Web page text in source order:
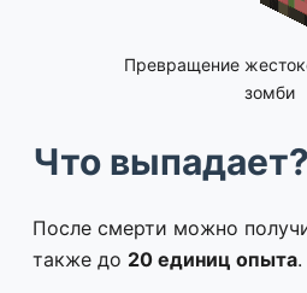
Превращение
зомби
Что выпадает?
После смерти можно
также до 20 единиц опыта.